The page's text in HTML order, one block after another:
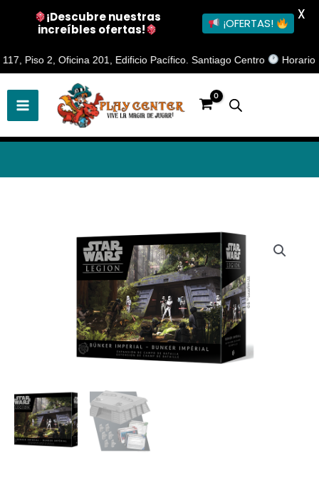
Piso 2, Oficina 201, Edificio Pacífico. Santiago Centro Horario de
Ir
al
contenido
Imperial
cantidad
¡Descubre nuestras
increíbles ofertas!
¡OFERTAS!
X